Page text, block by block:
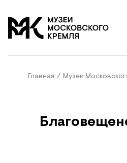
На главную
Главная / Музеи